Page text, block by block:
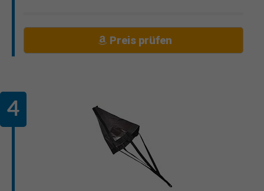
Preis prüfen